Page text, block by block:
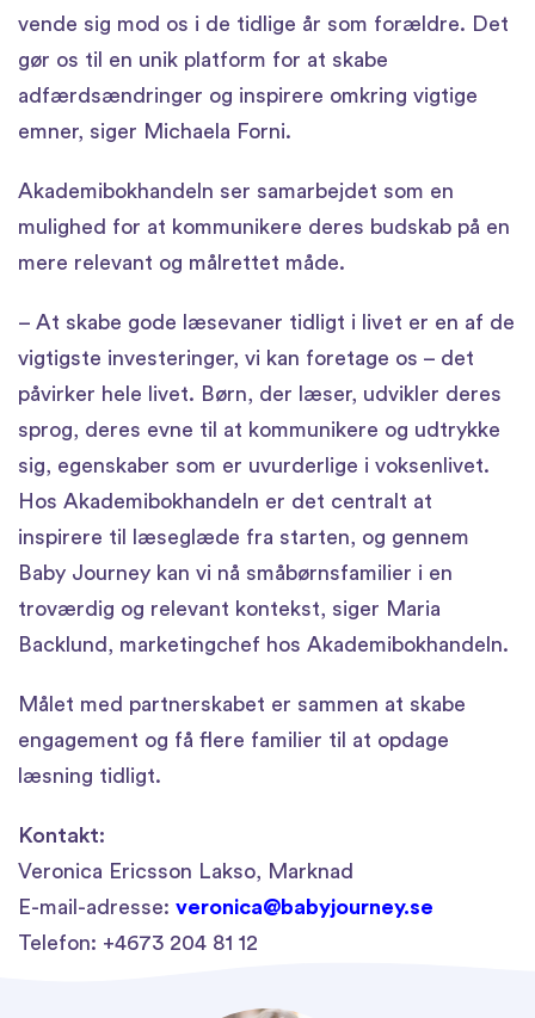
vende sig mod os i de tidlige år som forældre. Det
gør os til en unik platform for at skabe
adfærdsændringer og inspirere omkring vigtige
emner, siger Michaela Forni.
Akademibokhandeln ser samarbejdet som en
mulighed for at kommunikere deres budskab på en
mere relevant og målrettet måde.
– At skabe gode læsevaner tidligt i livet er en af de
vigtigste investeringer, vi kan foretage os – det
påvirker hele livet. Børn, der læser, udvikler deres
sprog, deres evne til at kommunikere og udtrykke
sig, egenskaber som er uvurderlige i voksenlivet.
Hos Akademibokhandeln er det centralt at
inspirere til læseglæde fra starten, og gennem
Baby Journey kan vi nå småbørnsfamilier i en
troværdig og relevant kontekst, siger Maria
Backlund, marketingchef hos Akademibokhandeln.
Målet med partnerskabet er sammen at skabe
engagement og få flere familier til at opdage
læsning tidligt.
Kontakt:
Veronica Ericsson Lakso, Marknad
E-mail-adresse: veronica@babyjourney.se
Telefon: +4673 204 81 12